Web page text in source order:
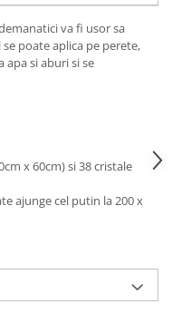
va fi usor sa
poate aplica pe perete,
apa si aburi si se
x 60cm) si 38 cristale
ajunge cel putin la 200 x